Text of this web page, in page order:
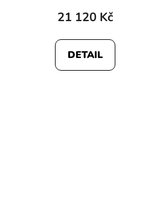
21 120 Kč
DETAIL